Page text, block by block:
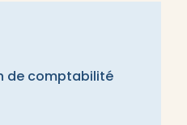
de comptabilité